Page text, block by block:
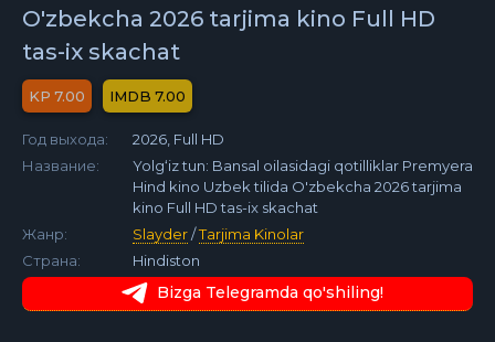
O'zbekcha 2026 tarjima kino Full HD
tas-ix skachat
7.00 7.00
Год выхода:
2026, Full HD
Название:
Yolg‘iz tun: Bansal oilasidagi qotilliklar Premyera
Hind kino Uzbek tilida O'zbekcha 2026 tarjima
kino Full HD tas-ix skachat
Жанр:
Slayder/Tarjima Kinolar
Страна:
Hindiston
Bizga Telegramda qo'shiling!